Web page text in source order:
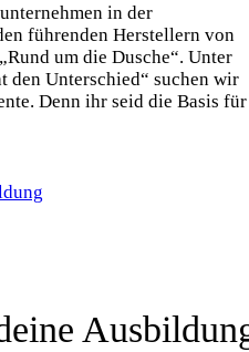
in der
führenden Herstellern von
um die Dusche“. Unter
den Unterschied“ suchen wir
Denn ihr seid die Basis für